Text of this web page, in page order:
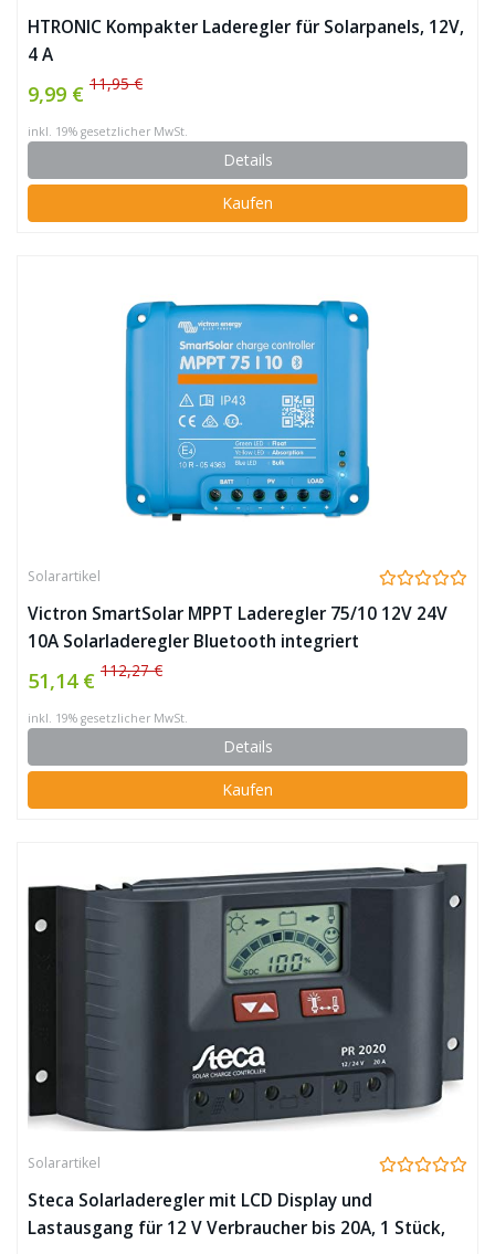
HTRONIC Kompakter Laderegler für Solarpanels, 12V,
4 A
9,99 € 11,95 €
inkl. 19% gesetzlicher MwSt.
Details
Kaufen
Solarartikel
Victron SmartSolar MPPT Laderegler 75/10 12V 24V
10A Solarladeregler Bluetooth integriert
51,14 € 112,27 €
inkl. 19% gesetzlicher MwSt.
Details
Kaufen
Solarartikel
Steca Solarladeregler mit LCD Display und
Lastausgang für 12 V Verbraucher bis 20A, 1 Stück,